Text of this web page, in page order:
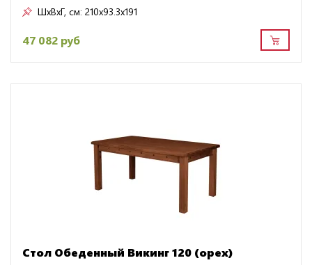
ШxВxГ, см: 210x93.3x191
47 082 руб
Стол Обеденный Викинг 120 (орех)